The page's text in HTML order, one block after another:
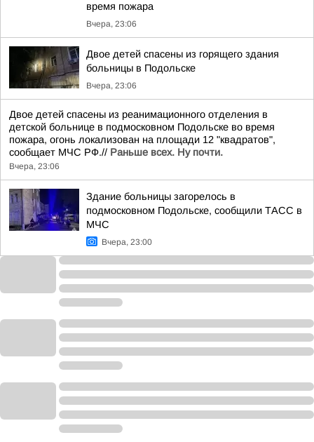
время пожара
Вчера, 23:06
Двое детей спасены из горящего здания
больницы в Подольске
Вчера, 23:06
Двое детей спасены из реанимационного отделения в
детской больнице в подмосковном Подольске во время
пожара, огонь локализован на площади 12 "квадратов",
сообщает МЧС РФ.// Раньше всех. Ну почти.
Вчера, 23:06
Здание больницы загорелось в
подмосковном Подольске, сообщили ТАСС в
МЧС
Вчера, 23:00